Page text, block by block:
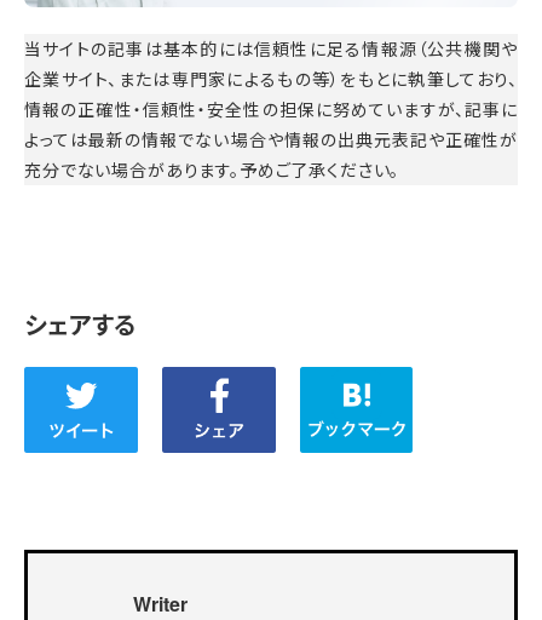
当サイトの記事は基本的には信頼性に足る情報源（公共機関や
企業サイト、または専門家によるもの等）をもとに執筆しており、
情報の正確性・信頼性・安全性の担保に努めていますが、記事に
よっては最新の情報でない場合や情報の出典元表記や正確性が
充分でない場合があります。予めご了承ください。
シェアする
Writer